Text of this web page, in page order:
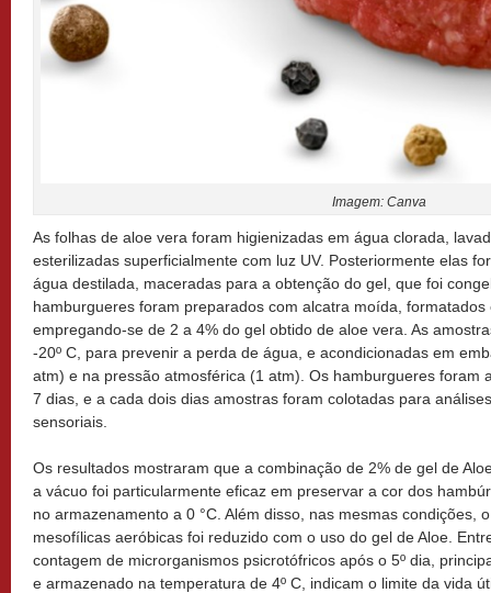
Imagem: Canva
As folhas de aloe vera foram higienizadas em água clorada,
esterilizadas superficialmente com luz UV. Posteriormente elas
água destilada, maceradas para a obtenção do gel, que foi
hamburgueres foram preparados com alcatra moída,
empregando-se de 2 a 4% do gel obtido de aloe vera. As
-20º C, para prevenir a perda de água, e acondicionadas em
atm) e na pressão atmosférica (1 atm). Os hamburgueres foram
7 dias, e a cada dois dias amostras foram colotadas para
sensoriais.
Os resultados mostraram que a combinação de 2% de gel de
a vácuo foi particularmente eficaz em preservar a cor dos
no armazenamento a 0 °C. Além disso, nas mesmas condições,
mesofílicas aeróbicas foi reduzido com o uso do gel de Aloe.
contagem de microrganismos psicrotófricos após o 5º dia,
e armazenado na temperatura de 4º C, indicam o limite da vida